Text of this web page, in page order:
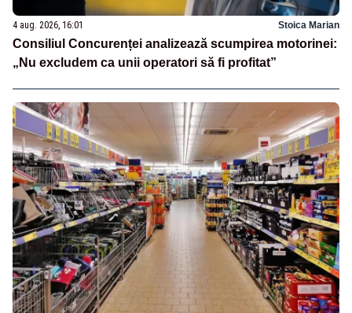
4 aug. 2026, 16:01 Stoica Marian
Consiliul Concurenței analizează scumpirea motorinei:
„Nu excludem ca unii operatori să fi profitat”